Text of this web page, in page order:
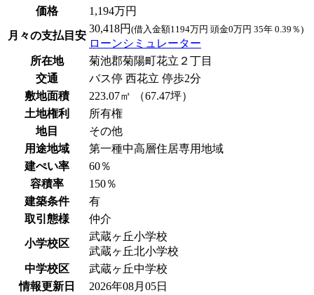
価格
1,194万円
月々の支払目安
30,418円 (借入金額1194万円 頭金0万円 35年 0.39％)
ローンシミュレーター
所在地
菊池郡菊陽町花立２丁目
交通
バス停 西花立 停歩2分
敷地面積
223.07㎡ （67.47坪）
土地権利
所有権
地目
その他
用途地域
第一種中高層住居専用地域
建ぺい率
60％
容積率
150％
建築条件
有
取引態様
仲介
小学校区
武蔵ヶ丘小学校
武蔵ヶ丘北小学校
中学校区
武蔵ヶ丘中学校
情報更新日
2026年08月05日